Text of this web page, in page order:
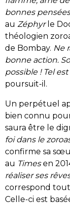
bonnes
au Zéphyrle
théologien
de Bombay. Ne
bonne action.
possible ! Tel
poursuit-il.
Un perpétuel
bien connu
saura être le
foi dans le
confirme sa
au Timesen
réaliser ses
correspond tout
Celle-ci est